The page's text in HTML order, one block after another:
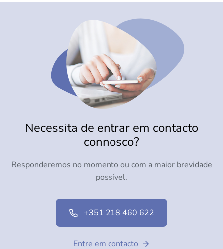
Necessita de entrar em contacto
connosco?
Responderemos no momento ou com a maior brevidade
possível.
+351 218 460 622
Entre em contacto